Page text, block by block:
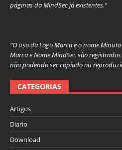
páginas da MindSec já existentes.”
“O uso da Logo Marca e o nome
Marca e Nome MindSec são
não podendo ser copiado ou
CATEGORIAS
Artigos
Diario
Download